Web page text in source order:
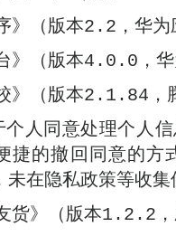
》（版本2.2，华
》（版本4.0.0，
》（版本2.1.84，
个人同意处理个人
捷的撤回同意的方
未在隐私政策等收
货》（版本1.2.2，